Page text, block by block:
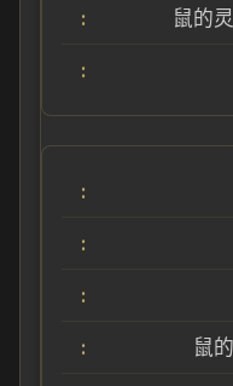
鼠的
鼠